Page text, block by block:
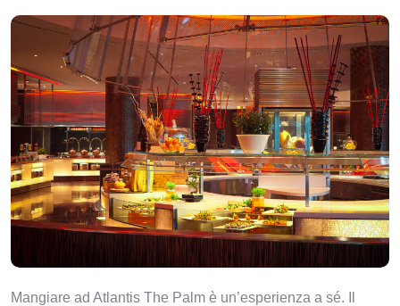
Mangiare ad Atlantis The Palm è un’esperienza a sé. Il